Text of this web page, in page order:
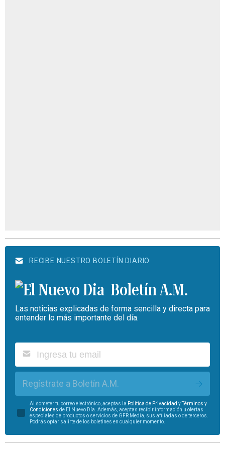
RECIBE NUESTRO BOLETÍN DIARIO
Boletín A.M.
Las noticias explicadas de forma sencilla y directa para
entender lo más importante del día.
Regístrate a Boletín A.M.
Al someter tu correo electrónico, aceptas la Política de Privacidad yTérminos y
Condiciones de El Nuevo Día. Además, aceptas recibir información u ofertas
especiales de productos o servicios de GFR Media, sus afiliadas o de terceros.
Podrás optar salirte de los boletines en cualquier momento.